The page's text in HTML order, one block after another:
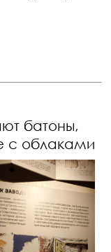
батоны,
с облаками